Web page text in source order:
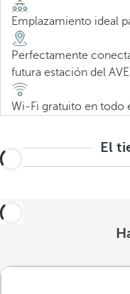
Emplazamiento ideal
Perfectamente
futura estación del AVE
Wi-Fi gratuito en todo
El